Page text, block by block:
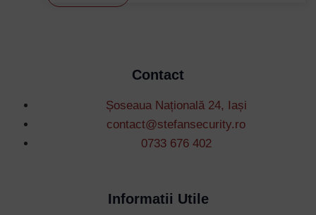
Contact
Șoseaua Națională 24, Iași
contact@stefansecurity.ro
0733 676 402
Informatii Utile